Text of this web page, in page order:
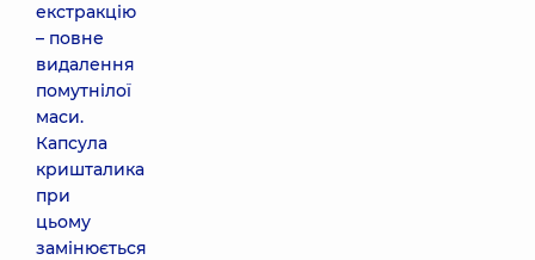
екстракцію
– повне
видалення
помутнілої
маси.
Капсула
кришталика
при
цьому
замінюється